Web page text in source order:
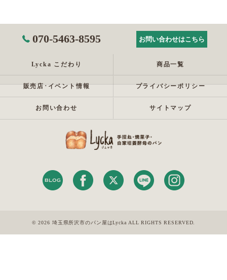
070-5463-8595 お問い合わせはこちら
Lycka こだわり 商品一覧
販売店･イベント情報 プライバシーポリシー
お問い合わせ サイトマップ
© 2026 埼玉県所沢市のパン屋はLycka ALL RIGHTS RESERVED.